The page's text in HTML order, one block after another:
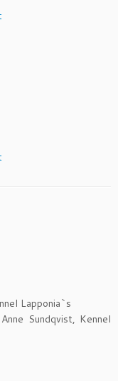
Lapponia`s
Sundqvist, Kennel